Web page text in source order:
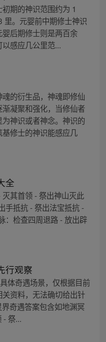
期的神识范围约为 1
里。元婴前中期修士神识
后期修士则是两百余
感应几公里范...
的衍生品，神魂即修仙
凝聚和强化，当修仙者
神识或者神念。神识的
修士的神识能感应几
全
其首领 - 祭出神山灭此
手抵抗 - 祭出法宝抵抗 -
：检查四周退路 - 放出辟
行观察
体奇遇场景，仅根据目前
资料，无法确切给出针
奇遇答案包含如地渊冥
- 祭...